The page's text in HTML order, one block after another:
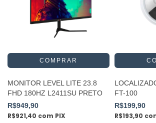
MONITOR LEVEL LITE 23.8
FHD 180HZ L2411SU PRETO
R$949,90
R$921,40 com PIX
FT-100
R$199,90
R$193,90